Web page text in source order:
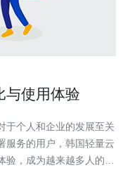
与使用体验
于个人和企业的发展至关
服务的用户，韩国轻量云
，成为越来越多人的选